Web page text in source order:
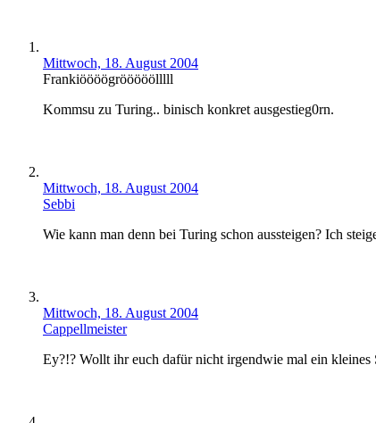
Mittwoch, 18. August 2004
Frankiöööögrööööölllll
Kommsu zu Turing.. binisch konkret ausgestieg0rn.
Mittwoch, 18. August 2004
Sebbi
Wie kann man denn bei Turing schon aussteigen? Ich
Mittwoch, 18. August 2004
Cappellmeister
Ey?!? Wollt ihr euch dafür nicht irgendwie mal ein kleines